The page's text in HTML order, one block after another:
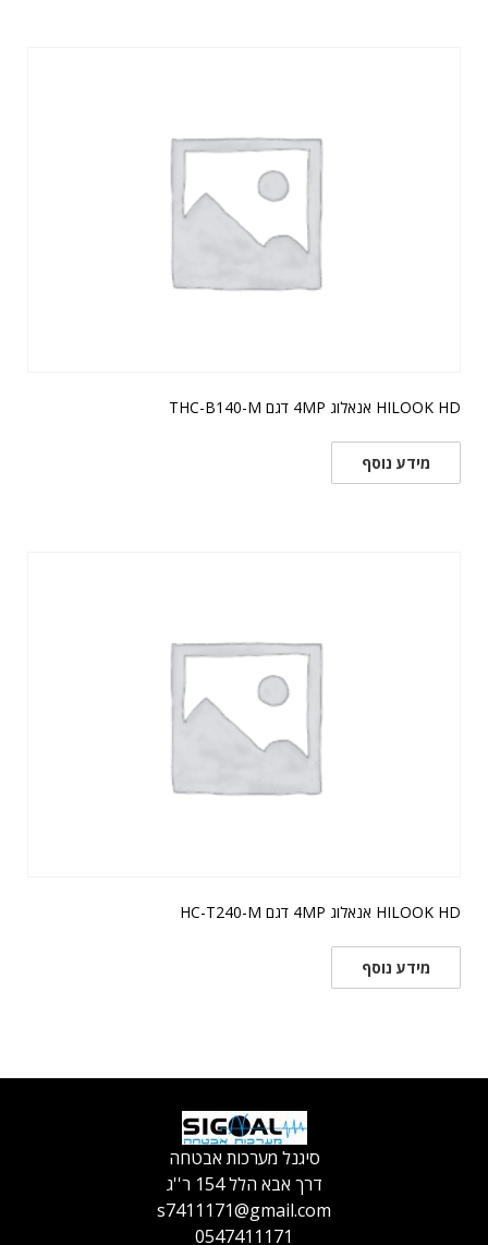
HILOOK HD אנאלוג 4MP דגם THC-B140-M
מידע נוסף
HILOOK HD אנאלוג 4MP דגם HC-T240-M
מידע נוסף
סיגנל מערכות אבטחה
דרך אבא הלל 154 ר''ג
s7411171@gmail.com
0547411171